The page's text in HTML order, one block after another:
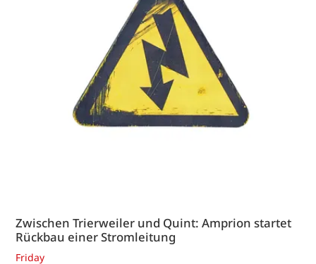
Zwischen Trierweiler und Quint: Amprion startet
Rückbau einer Stromleitung
Friday